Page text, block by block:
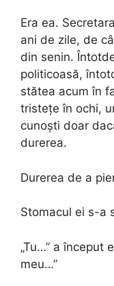
Era ea.
ani de zile, de
din senin.
politicoasă,
stătea acum în
tristețe în ochi,
cunoști doar
durerea.
Durerea de a
Stomacul ei s-a
„Tu…” a început
meu…”